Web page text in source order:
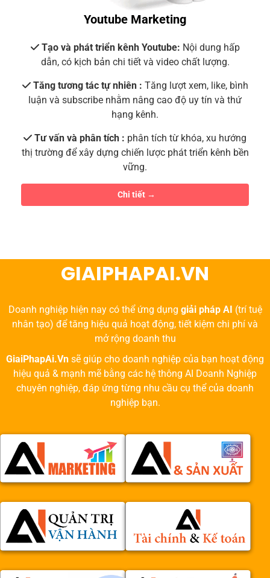
Youtube Marketing
Tạo và phát triển kênh Youtube: Nội dung hấp
dẫn, có kịch bản chi tiết và video chất lượng.
Tăng tương tác tự nhiên : Tăng lượt xem, like, bình
luận và subscribe nhằm nâng cao độ uy tín và thứ
hạng kênh.
Tư vấn và phân tích : phân tích từ khóa, xu hướng
thị trường để xây dựng chiến lược phát triển kênh bền
vững.
Chi tiết
GIAIPHAPAI.VN
Doanh nghiệp hiện nay có thể ứng dụng giải pháp AI (trí tuệ
nhân tạo) để tăng hiệu quả hoạt động, tiết kiệm chi phí và
mở rộng doanh thu
GiaiPhapAi.Vn sẽ giúp cho doanh nghiệp của bạn hoạt động
hiệu quả & mạnh mẽ bằng các hệ thông AI Doanh Nghiệp
chuyên nghiệp, đáp ứng từng nhu cầu cụ thể của doanh
nghiệp bạn.